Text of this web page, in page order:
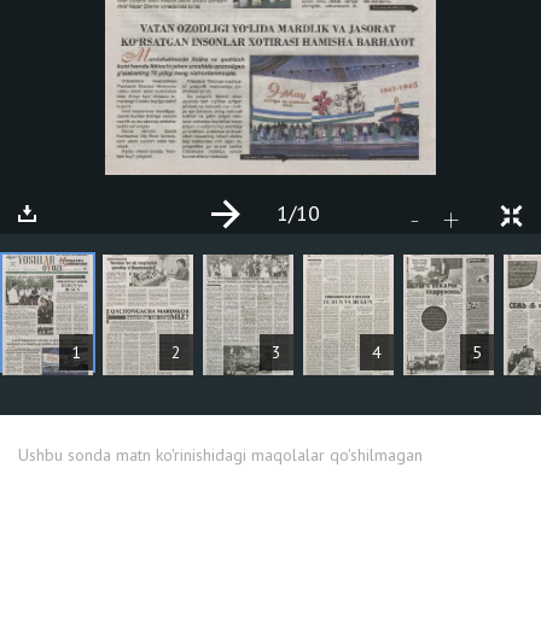
1 2 3 4 5
- +
1/10
MAQOLALAR
Ushbu sonda matn ko'rinishidagi maqolalar qo'shilmagan